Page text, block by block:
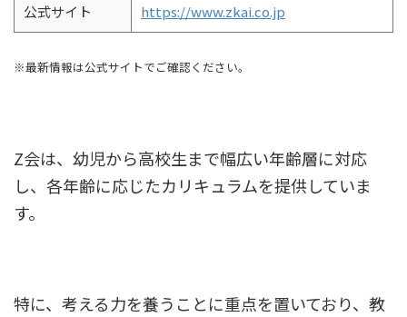
公式サイト https://www.zkai.co.jp
※最新情報は公式サイトでご確認ください。
Z会は、幼児から高校生まで幅広い年齢層に対応
し、各年齢に応じたカリキュラムを提供していま
す。
特に、考える力を養うことに重点を置いており、教